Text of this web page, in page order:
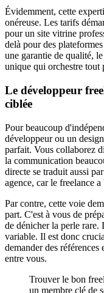
Évidemment, cette
onéreuse. Les tarifs
pour un site vitrine
delà pour des
une garantie de qualité,
unique qui orchestre tout
Le développeur
ciblée
Pour beaucoup
développeur ou un
parfait. Vous collaborez
la communication
directe se traduit aussi
agence, car le freelance
Par contre, cette voie
part. C'est à vous de
de dénicher la perle rare.
variable. Il est donc
demander des références
entre vous.
Trouver le bon
un membre clé de